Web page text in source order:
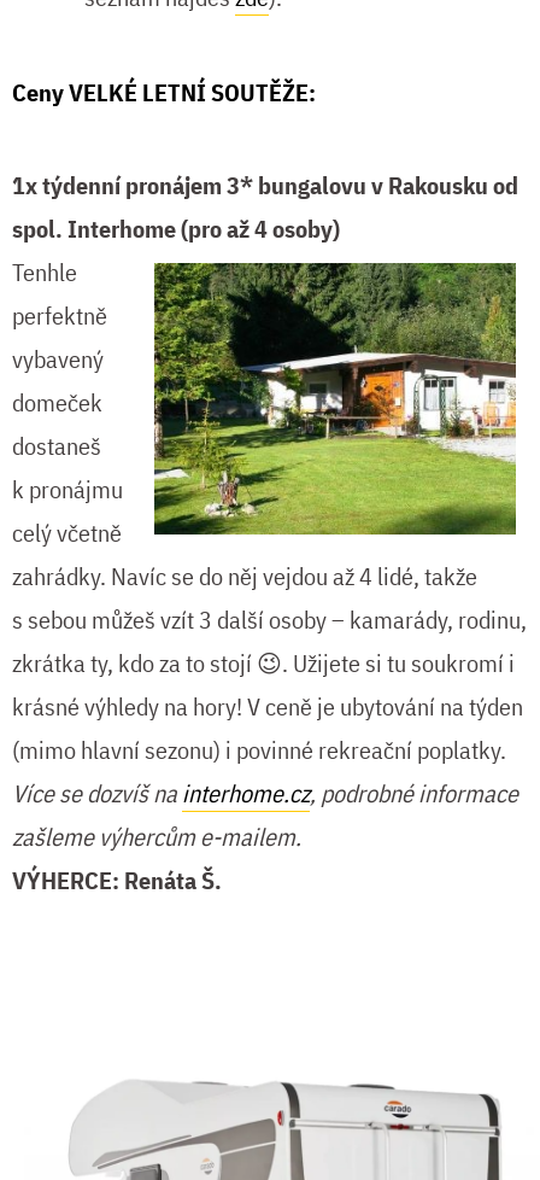
Ceny VELKÉ LETNÍ SOUTĚŽE:
1x týdenní pronájem 3* bungalovu v Rakousku od
spol. Interhome (pro až 4 osoby)
Tenhle
perfektně
vybavený
domeček
dostaneš
k pronájmu
celý včetně
zahrádky. Navíc se do něj vejdou až 4 lidé, takže
s sebou můžeš vzít 3 další osoby – kamarády, rodinu,
zkrátka ty, kdo za to stojí 😉. Užijete si tu soukromí i
krásné výhledy na hory! V ceně je ubytování na týden
(mimo hlavní sezonu) i povinné rekreační poplatky.
Více se dozvíš nainterhome.cz, podrobné informace
zašleme výhercům e-mailem.
VÝHERCE: Renáta Š.